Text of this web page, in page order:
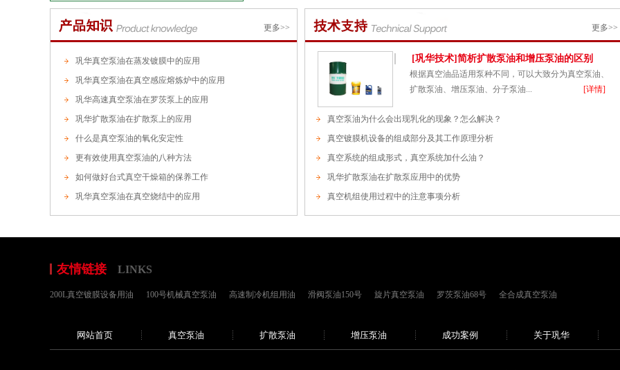
更多>>
巩华真空泵油在蒸发镀膜中的应用
巩华真空泵油在真空感应熔炼炉中的应用
巩华高速真空泵油在罗茨泵上的应用
巩华扩散泵油在扩散泵上的应用
什么是真空泵油的氧化安定性
更有效使用真空泵油的八种方法
如何做好台式真空干燥箱的保养工作
巩华真空泵油在真空烧结中的应用
更多>>
[巩华技术]简析扩散泵油和增压泵油的区别
根据真空油品适用泵种不同，可以大致分为真空泵油、
扩散泵油、增压泵油、分子泵油...
[详情]
真空泵油为什么会出现乳化的现象？怎么解决？
真空镀膜机设备的组成部分及其工作原理分析
真空系统的组成形式，真空系统加什么油？
巩华扩散泵油在扩散泵应用中的优势
真空机组使用过程中的注意事项分析
友情链接 LINKS
200L真空镀膜设备用油 100号机械真空泵油 高速制冷机组用油 滑阀泵油150号 旋片真空泵油 罗茨泵油68号 全合成真空泵油
网站首页 真空泵油 扩散泵油 增压泵油 成功案例 关于巩华